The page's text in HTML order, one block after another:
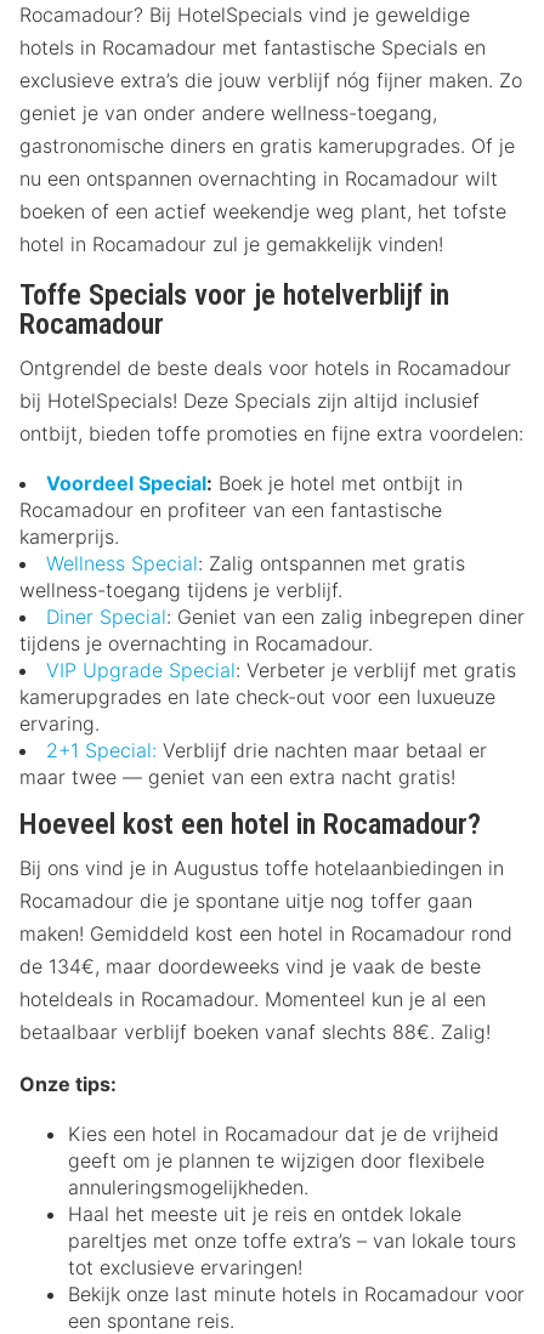
Rocamadour? Bij HotelSpecials vind je geweldige
hotels in Rocamadour met fantastische Specials en
exclusieve extra’s die jouw verblijf nóg fijner maken. Zo
geniet je van onder andere wellness-toegang,
gastronomische diners en gratis kamerupgrades. Of je
nu een ontspannen overnachting in Rocamadour wilt
boeken of een actief weekendje weg plant, het tofste
hotel in Rocamadour zul je gemakkelijk vinden!
Toffe Specials voor je hotelverblijf in
Rocamadour
Ontgrendel de beste deals voor hotels in Rocamadour
bij HotelSpecials! Deze Specials zijn altijd inclusief
ontbijt, bieden toffe promoties en fijne extra voordelen:
Voordeel Special: Boek je hotel met ontbijt in
Rocamadour en profiteer van een fantastische
kamerprijs.
Wellness Special: Zalig ontspannen met gratis
wellness-toegang tijdens je verblijf.
Diner Special: Geniet van een zalig inbegrepen diner
tijdens je overnachting in Rocamadour.
VIP Upgrade Special: Verbeter je verblijf met gratis
kamerupgrades en late check-out voor een luxueuze
ervaring.
2+1 Special: Verblijf drie nachten maar betaal er
maar twee — geniet van een extra nacht gratis!
Hoeveel kost een hotel in Rocamadour?
Bij ons vind je in Augustus toffe hotelaanbiedingen in
Rocamadour die je spontane uitje nog toffer gaan
maken! Gemiddeld kost een hotel in Rocamadour rond
de 134€, maar doordeweeks vind je vaak de beste
hoteldeals in Rocamadour. Momenteel kun je al een
betaalbaar verblijf boeken vanaf slechts 88€. Zalig!
Onze tips:
Kies een hotel in Rocamadour dat je de vrijheid
geeft om je plannen te wijzigen door flexibele
annuleringsmogelijkheden.
Haal het meeste uit je reis en ontdek lokale
pareltjes met onze toffe extra’s – van lokale tours
tot exclusieve ervaringen!
Bekijk onze last minute hotels in Rocamadour voor
een spontane reis.